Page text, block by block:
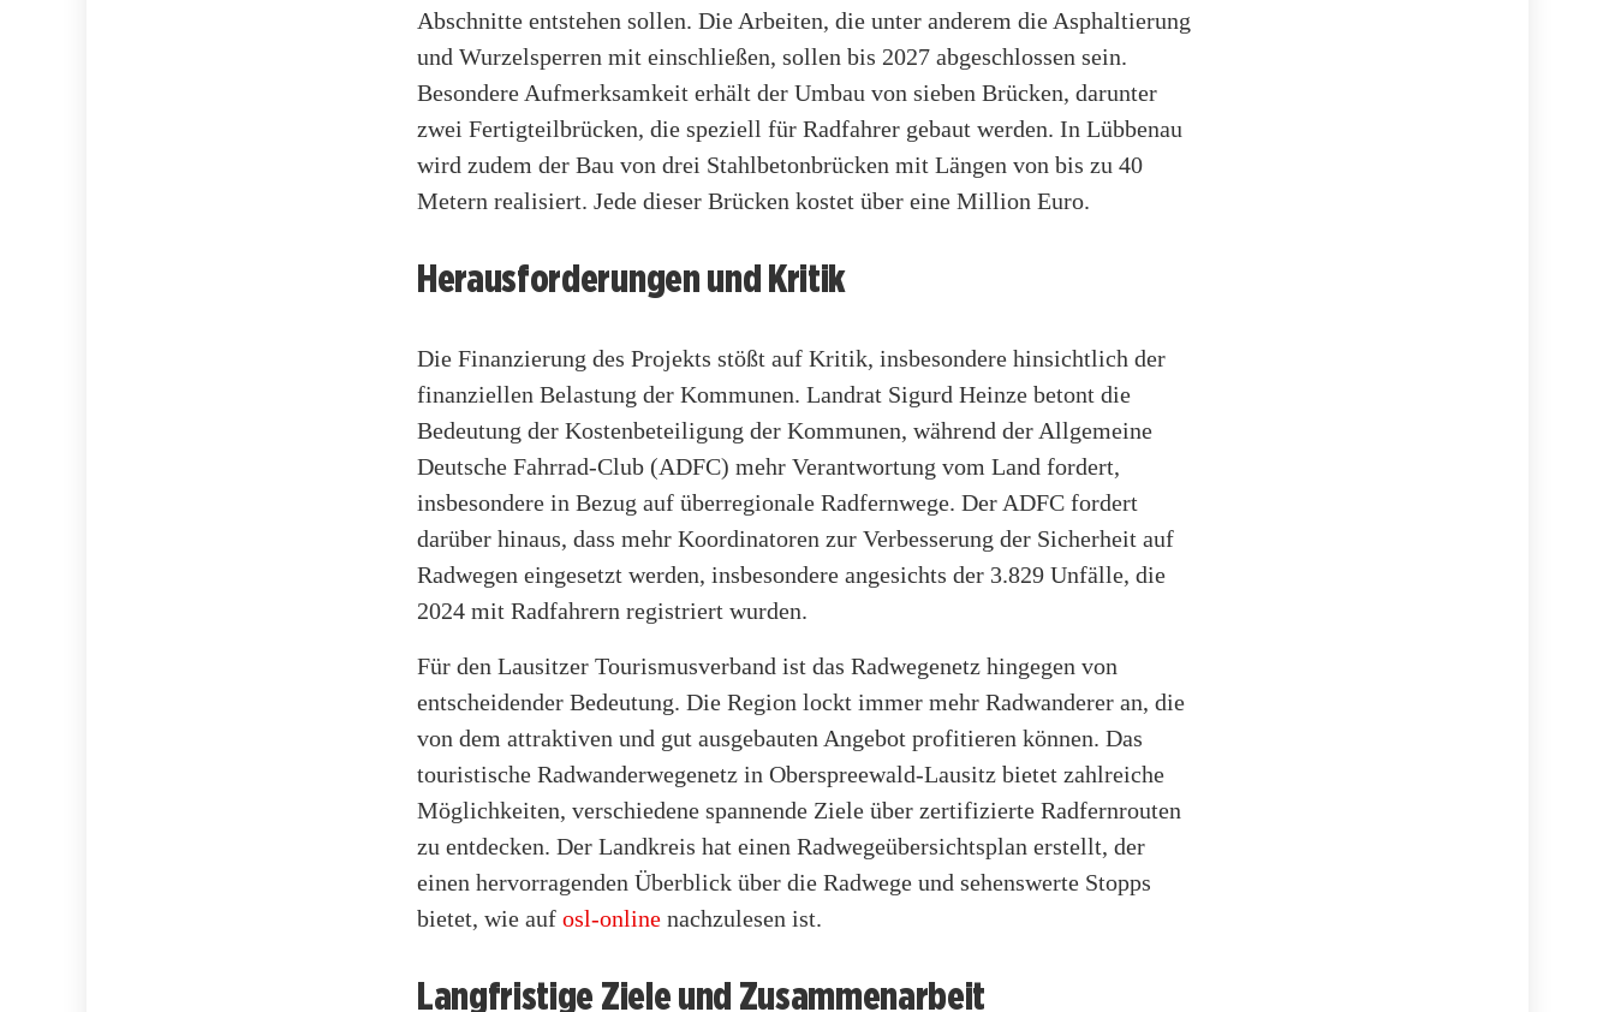
Abschnitte entstehen sollen. Die Arbeiten, die unter anderem die Asphaltierung
und Wurzelsperren mit einschließen, sollen bis 2027 abgeschlossen sein.
Besondere Aufmerksamkeit erhält der Umbau von sieben Brücken, darunter
zwei Fertigteilbrücken, die speziell für Radfahrer gebaut werden. In Lübbenau
wird zudem der Bau von drei Stahlbetonbrücken mit Längen von bis zu 40
Metern realisiert. Jede dieser Brücken kostet über eine Million Euro.
Herausforderungen und Kritik
Die Finanzierung des Projekts stößt auf Kritik, insbesondere hinsichtlich der
finanziellen Belastung der Kommunen. Landrat Sigurd Heinze betont die
Bedeutung der Kostenbeteiligung der Kommunen, während der Allgemeine
Deutsche Fahrrad-Club (ADFC) mehr Verantwortung vom Land fordert,
insbesondere in Bezug auf überregionale Radfernwege. Der ADFC fordert
darüber hinaus, dass mehr Koordinatoren zur Verbesserung der Sicherheit auf
Radwegen eingesetzt werden, insbesondere angesichts der 3.829 Unfälle, die
2024 mit Radfahrern registriert wurden.
Für den Lausitzer Tourismusverband ist das Radwegenetz hingegen von
entscheidender Bedeutung. Die Region lockt immer mehr Radwanderer an, die
von dem attraktiven und gut ausgebauten Angebot profitieren können. Das
touristische Radwanderwegenetz in Oberspreewald-Lausitz bietet zahlreiche
Möglichkeiten, verschiedene spannende Ziele über zertifizierte Radfernrouten
zu entdecken. Der Landkreis hat einen Radwegeübersichtsplan erstellt, der
einen hervorragenden Überblick über die Radwege und sehenswerte Stopps
bietet, wie auf osl-online nachzulesen ist.
Langfristige Ziele und Zusammenarbeit